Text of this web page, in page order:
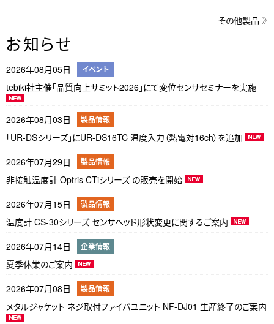
その他製品
お知らせ
2026年08月05日 イベント
tebiki社主催「品質向上サミット2026」にて変位センサセミナーを実施
2026年08月03日 製品情報
「UR-DSシリーズ」にUR-DS16TC 温度入力（熱電対16ch）を追加
2026年07月29日
製品情報
非接触温度計 Optris CTiシリーズ の販売を開始
2026年07月15日
製品情報
温度計 CS-30シリーズ センサヘッド形状変更に関するご案内
2026年07月14日
企業情報
夏季休業のご案内
2026年07月08日
製品情報
メタルジャケット ネジ取付ファイバユニット NF-DJ01 生産終了のご案内